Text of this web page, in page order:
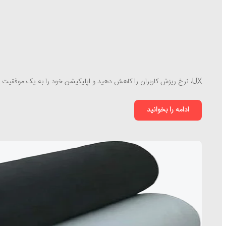
UX، نرخ ریزش کاربران را کاهش دهید و اپلیکیشن خود را به یک موفقیت پایدار تبدیل کنید.
ادامه را بخوانید